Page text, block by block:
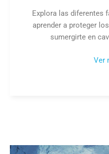
Explora las diferentes
aprender a proteger
sumergirte en
Ver